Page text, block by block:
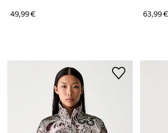
49,99 € 63,99 €